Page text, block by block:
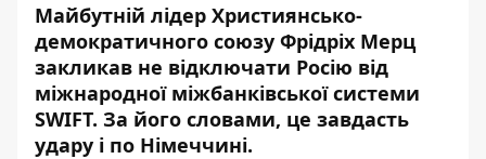
Майбутній лідер Християнсько-
демократичного союзу Фрідріх Мерц
закликав не відключати Росію від
міжнародної міжбанківської системи
SWIFT. За його словами, це завдасть
удару і по Німеччині.